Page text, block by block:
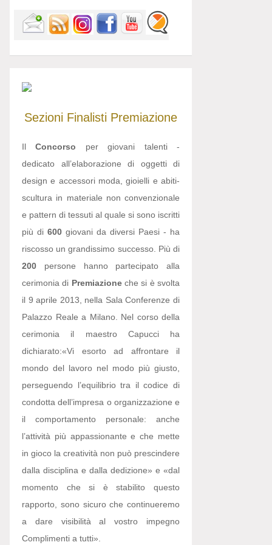
Sezioni Finalisti Premiazione
IlConcorso per giovani talenti -
dedicato all’elaborazione di oggetti di
design e accessori moda, gioielli e abiti-
scultura in materiale non convenzionale
e pattern di tessuti al quale si sono iscritti
più di 600 giovani da diversi Paesi - ha
riscosso un grandissimo successo. Più di
200 persone hanno partecipato alla
cerimonia di Premiazioneche si è svolta
il 9 aprile 2013, nella Sala Conferenze di
Palazzo Reale a Milano. Nel corso della
cerimonia il maestro Capucci ha
dichiarato:«Vi esorto ad affrontare il
mondo del lavoro nel modo più giusto,
perseguendo l’equilibrio tra il codice di
condotta dell’impresa o organizzazione e
il comportamento personale: anche
l’attività più appassionante e che mette
in gioco la creatività non può prescindere
dalla disciplina e dalla dedizione» e «dal
momento che si è stabilito questo
rapporto, sono sicuro che continueremo
a dare visibilità al vostro impegno
Complimenti a tutti».